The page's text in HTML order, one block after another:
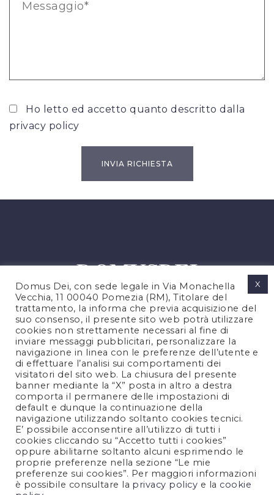
Ho letto ed accetto quanto descritto dalla
privacy policy
PRIVACY POLICY
COOKIES POLICY
NOTE LEGALI
CONTATTACI
FOLLOW US
Domus Dei, con sede legale in Via Monachella
Vecchia, 11 00040 Pomezia (RM), Titolare del
trattamento, la informa che previa acquisizione del
suo consenso, il presente sito web potrà utilizzare
cookies non strettamente necessari al fine di
inviare messaggi pubblicitari, personalizzare la
navigazione in linea con le preferenze dell’utente e
di effettuare l’analisi sui comportamenti dei
visitatori del sito web. La chiusura del presente
banner mediante la “X” posta in altro a destra
comporta il permanere delle impostazioni di
default e dunque la continuazione della
navigazione utilizzando soltanto cookies tecnici.
E’ possibile acconsentire all’utilizzo di tutti i
cookies cliccando su “Accetto tutti i cookies”
oppure abilitarne soltanto alcuni esprimendo le
proprie preferenze nella sezione “Le mie
preferenze sui cookies”. Per maggiori informazioni
è possibile consultare la privacy policy e la cookie
X